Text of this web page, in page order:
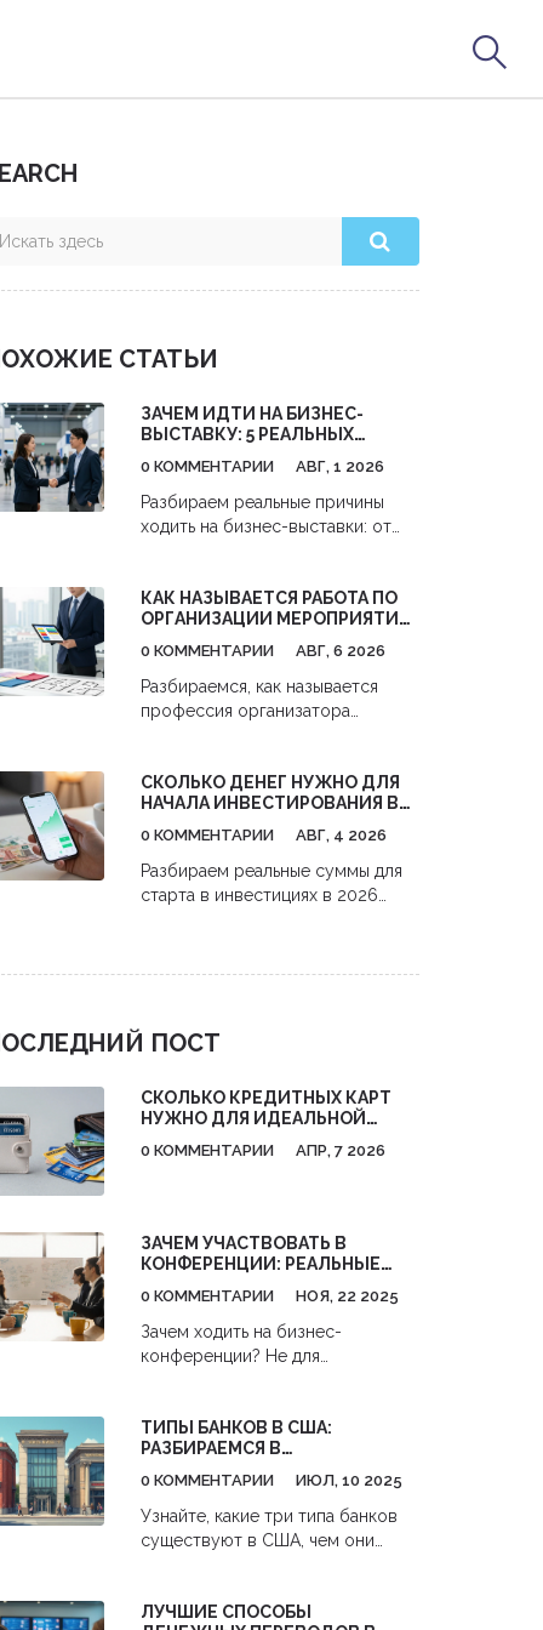
СТАТЬИ
ЗАЧЕМ ИДТИ НА БИЗНЕС-
ВЫСТАВКУ: 5 РЕАЛЬНЫХ
0 КОММЕНТАРИИ АВГ, 1 2026
Разбираем реальные причины
ходить на бизнес-выставки: от
советы, как получить максимум
пользы и окупить затраты.
КАК НАЗЫВАЕТСЯ РАБОТА ПО
ОРГАНИЗАЦИИ МЕРОПРИЯТИЙ:
0 КОММЕНТАРИИ АВГ, 6 2026
Разбираемся, как называется
профессия организатора
обязанности, навыки и
перспективы карьеры в сфере
бизнес-ивентов.
СКОЛЬКО ДЕНЕГ НУЖНО ДЛЯ
НАЧАЛА ИНВЕСТИРОВАНИЯ В
СТРАТЕГИИ С НУЛЯ
0 КОММЕНТАРИИ АВГ, 4 2026
Разбираем реальные суммы для
старта в инвестициях в 2026
ПОСТ
СКОЛЬКО КРЕДИТНЫХ КАРТ
НУЖНО ДЛЯ ИДЕАЛЬНОЙ
И РЕАЛЬНОСТЬ
0 КОММЕНТАРИИ АПР, 7 2026
ЗАЧЕМ УЧАСТВОВАТЬ В
КОНФЕРЕНЦИИ: РЕАЛЬНЫЕ
КАРЬЕРЫ
0 КОММЕНТАРИИ НОЯ, 22 2025
Зачем ходить на бизнес-
конференции? Не для
реальные кейсы, получить
мотивацию и построить сеть
контактов, которая работает в
ТИПЫ БАНКОВ В США:
РАЗБИРАЕМСЯ В
СБЕРЕГАТЕЛЬНЫХ И
КРЕДИТНЫХ ОРГАНИЗАЦИЯХ
0 КОММЕНТАРИИ ИЮЛ, 10 2025
Узнайте, какие три типа банков
существуют в США, чем они
управления своими деньгами.
ЛУЧШИЕ СПОСОБЫ